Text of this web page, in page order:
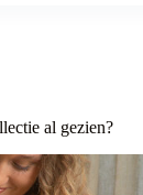
al gezien?